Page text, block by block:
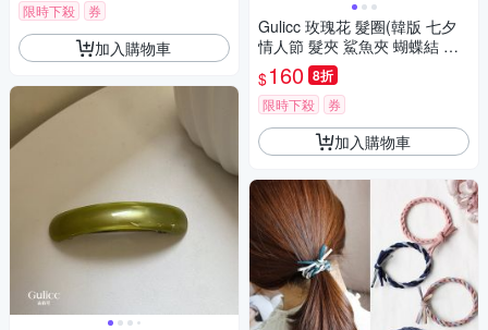
限時下殺 券
加入購物車
Gulicc 玫瑰花 髮圈(韓版 七夕
情人節 髮夾 鯊魚夾 蝴蝶結 生
日禮物 )
$160 8折
限時下殺 券
加入購物車